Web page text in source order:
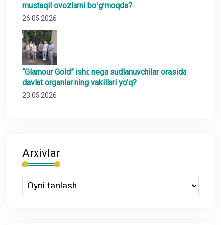
mustaqil ovozlarni boʻgʻmoqda?
26.05.2026
“Glamour Gold” ishi: nega sudlanuvchilar orasida
davlat organlarining vakillari yo‘q?
23.05.2026
Arxivlar